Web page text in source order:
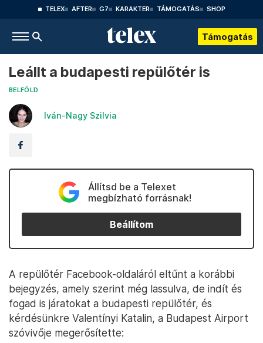
TELEX AFTER G7 KARAKTER TÁMOGATÁS SHOP
Támogatás
Leállt a budapesti repülőtér is
BELFÖLD
Iván-Nagy Szilvia
Állítsd be a Telexet
megbízható forrásnak!
Beállítom
A repülőtér Facebook-oldaláról eltűnt a korábbi
bejegyzés, amely szerint még lassulva, de indít és
fogad is járatokat a budapesti repülőtér, és
kérdésünkre Valentínyi Katalin, a Budapest Airport
szóvivője megerősítette: